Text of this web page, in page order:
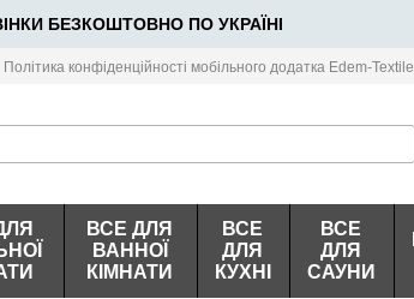
БЕЗКОШТОВНО ПО УКРАЇНІ
Політика конфіденційності мобільного додатка Edem-Textile
ВСЕ ДЛЯ
ВАННОЇ
КІМНАТИ
ВСЕ
ДЛЯ
КУХНІ
ВСЕ
ДЛЯ
САУНИ